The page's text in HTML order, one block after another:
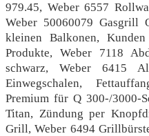
979.45, Weber 6557
Weber 50060079 Gasgrill
kleinen Balkonen,
Produkte, Weber 7118
schwarz, Weber 6415
Einwegschalen,
Premium für Q 300-/3000-
Titan, Zündung per
Grill, Weber 6494